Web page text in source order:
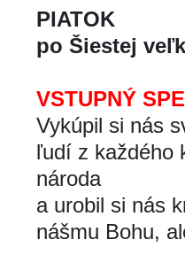
PIATOK
po Šiestej
VSTUPNÝ
Vykúpil si nás
ľudí z každého
národa
a urobil si nás
nášmu Bohu,